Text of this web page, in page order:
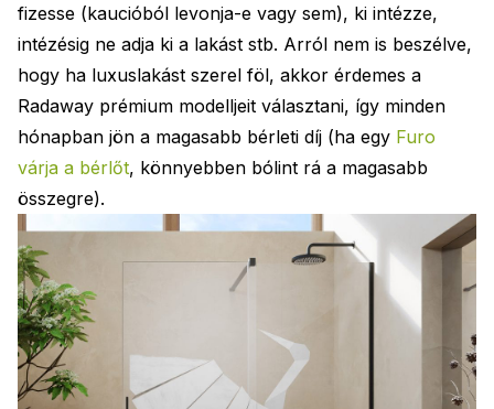
fizesse (kaucióból levonja-e vagy sem), ki intézze,
intézésig ne adja ki a lakást stb. Arról nem is beszélve,
hogy ha luxuslakást szerel föl, akkor érdemes a
Radaway prémium modelljeit választani, így minden
hónapban jön a magasabb bérleti díj (ha egy Furo
várja a bérlőt, könnyebben bólint rá a magasabb
összegre).